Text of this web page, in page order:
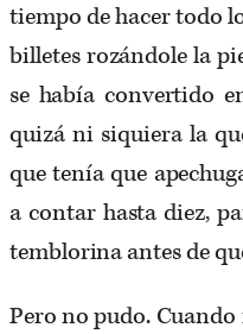
tiempo de hacer todo
billetes rozándole la
se había convertido
quizá ni siquiera la
que tenía que
a contar hasta diez,
temblorina antes de
Pero no pudo. Cuando